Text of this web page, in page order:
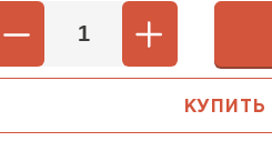
Утеплитель Тимплэкс